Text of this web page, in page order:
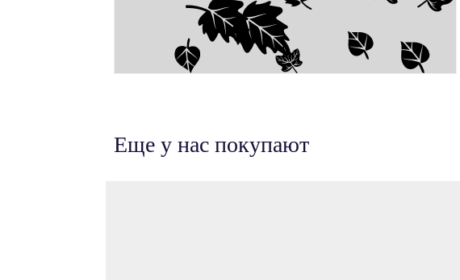
Еще у нас покупают